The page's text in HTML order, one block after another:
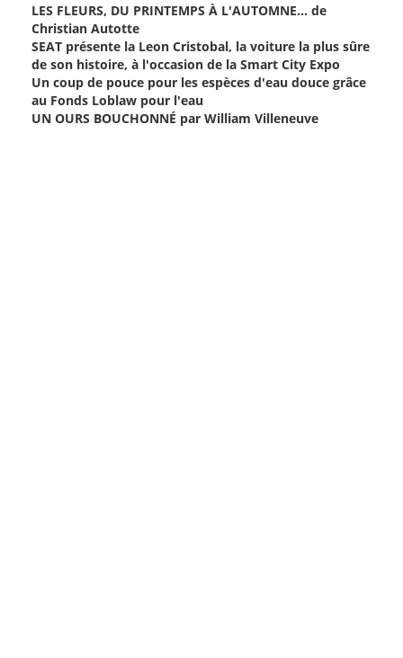
LES FLEURS, DU PRINTEMPS À L'AUTOMNE… de
Christian Autotte
SEAT présente la Leon Cristobal, la voiture la plus sûre
de son histoire, à l'occasion de la Smart City Expo
Un coup de pouce pour les espèces d'eau douce grâce
au Fonds Loblaw pour l'eau
UN OURS BOUCHONNÉ par William Villeneuve